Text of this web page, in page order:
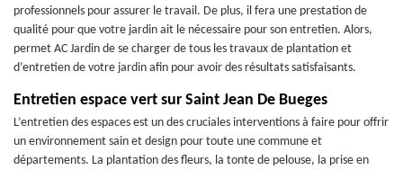
professionnels pour assurer le travail. De plus, il fera une prestation de
qualité pour que votre jardin ait le nécessaire pour son entretien. Alors,
permet AC Jardin de se charger de tous les travaux de plantation et
d’entretien de votre jardin afin pour avoir des résultats satisfaisants.
Entretien espace vert sur Saint Jean De Bueges
L’entretien des espaces est un des cruciales interventions à faire pour offrir
un environnement sain et design pour toute une commune et
départements. La plantation des fleurs, la tonte de pelouse, la prise en